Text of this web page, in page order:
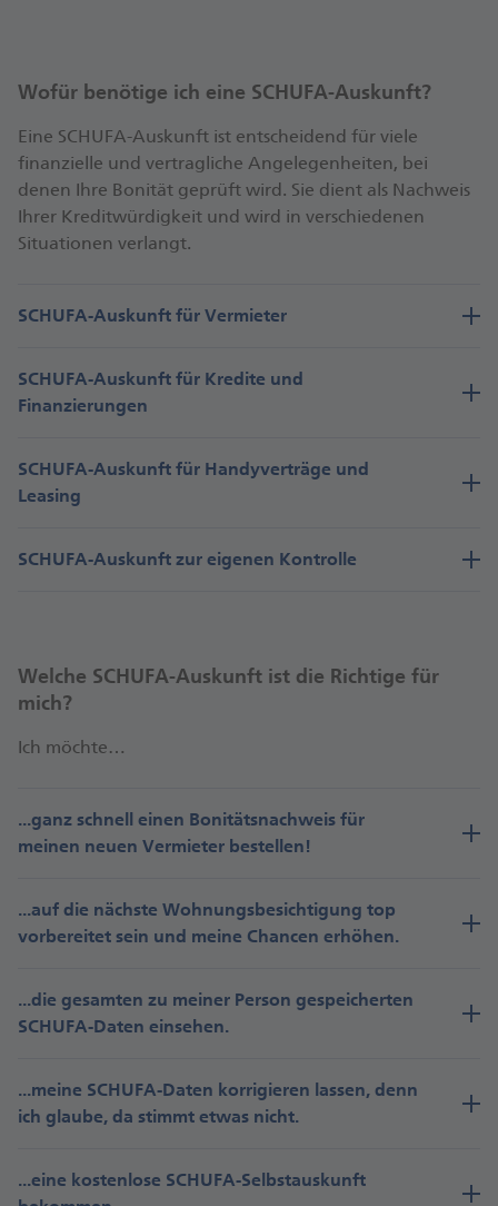
Wofür benötige ich eine SCHUFA-Auskunft?
Eine SCHUFA-Auskunft ist entscheidend für viele
finanzielle und vertragliche Angelegenheiten, bei
denen Ihre Bonität geprüft wird. Sie dient als Nachweis
Ihrer Kreditwürdigkeit und wird in verschiedenen
Situationen verlangt.
SCHUFA-Auskunft für Vermieter
SCHUFA-Auskunft für Kredite und
Finanzierungen
SCHUFA-Auskunft für Handyverträge und
Leasing
SCHUFA-Auskunft zur eigenen Kontrolle
Welche SCHUFA-Auskunft ist die Richtige für
mich?
Ich möchte…
...ganz schnell einen Bonitätsnachweis für
meinen neuen Vermieter bestellen!
...auf die nächste Wohnungsbesichtigung top
vorbereitet sein und meine Chancen erhöhen.
...die gesamten zu meiner Person gespeicherten
SCHUFA-Daten einsehen.
...meine SCHUFA-Daten korrigieren lassen, denn
ich glaube, da stimmt etwas nicht.
...eine kostenlose SCHUFA-Selbstauskunft